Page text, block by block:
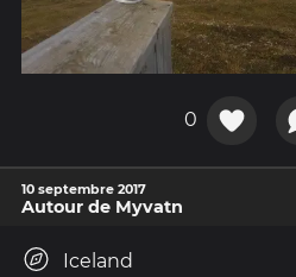
0
10 septembre 2017
Autour de Myvatn
Iceland